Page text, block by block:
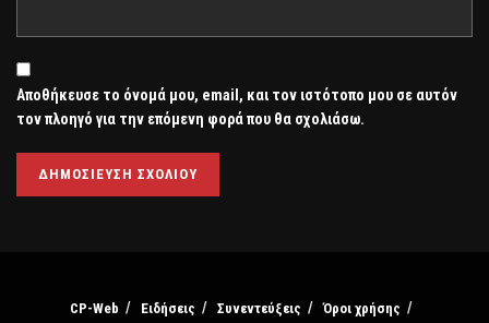
Αποθήκευσε το όνομά μου, email, και τον ιστότοπο μου σε αυτόν
τον πλοηγό για την επόμενη φορά που θα σχολιάσω.
CP-Web Ειδήσεις Συνεντεύξεις
Όροι χρήσης